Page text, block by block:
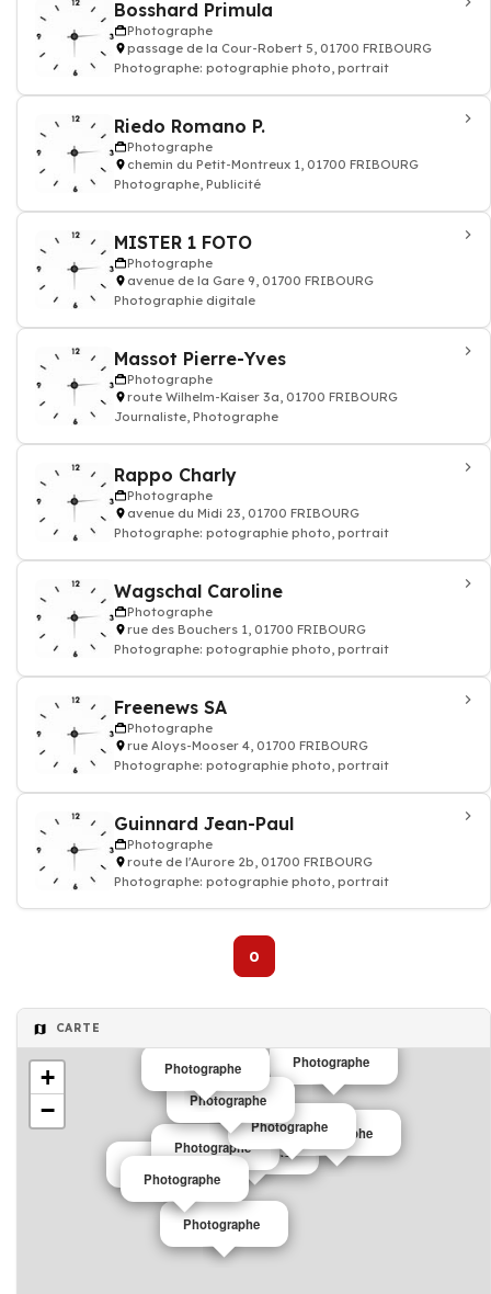
Bosshard Primula
Photographe
passage de la Cour-Robert 5, 01700 FRIBOURG
Photographe: potographie photo, portrait
Riedo Romano P.
Photographe
chemin du Petit-Montreux 1, 01700 FRIBOURG
Photographe, Publicité
MISTER 1 FOTO
Photographe
avenue de la Gare 9, 01700 FRIBOURG
Photographie digitale
Massot Pierre-Yves
Photographe
route Wilhelm-Kaiser 3a, 01700 FRIBOURG
Journaliste, Photographe
Rappo Charly
Photographe
avenue du Midi 23, 01700 FRIBOURG
Photographe: potographie photo, portrait
Wagschal Caroline
Photographe
rue des Bouchers 1, 01700 FRIBOURG
Photographe: potographie photo, portrait
Freenews SA
Photographe
rue Aloys-Mooser 4, 01700 FRIBOURG
Photographe: potographie photo, portrait
Guinnard Jean-Paul
Photographe
route de l'Aurore 2b, 01700 FRIBOURG
Photographe: potographie photo, portrait
0
CARTE
Photographe
Photographe
Photographe
Photographe
Photographe
Photographe
Photographe
Photographe
Photographe
+
−